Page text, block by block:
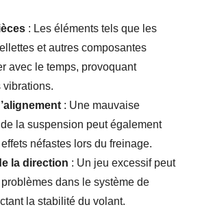
: Les éléments tels que les
et autres composantes
avec le temps, provoquant
vibrations.
: Une mauvaise
la suspension peut également
néfastes lors du freinage.
la direction : Un jeu excessif peut
dans le système de
la stabilité du volant.